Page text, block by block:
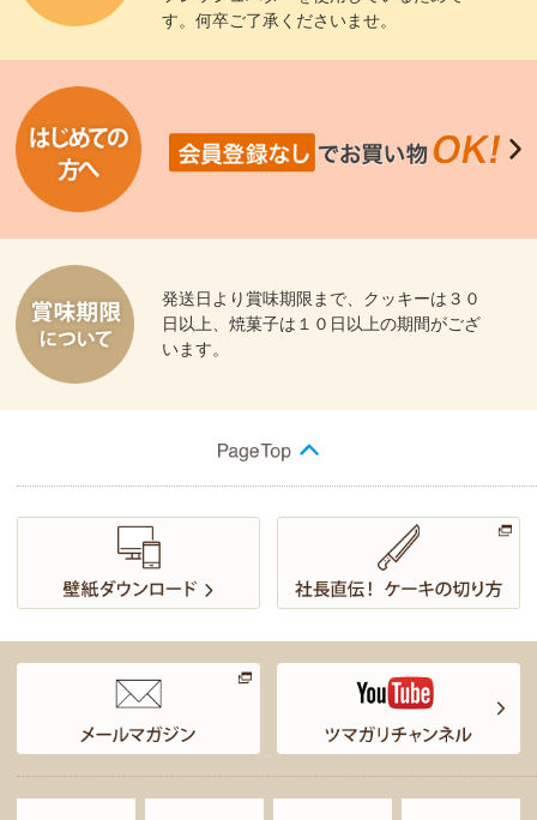
す。何卒ご了承くださいませ。
発送日より賞味期限まで、クッキーは３０
日以上、焼菓子は１０日以上の期間がござ
います。